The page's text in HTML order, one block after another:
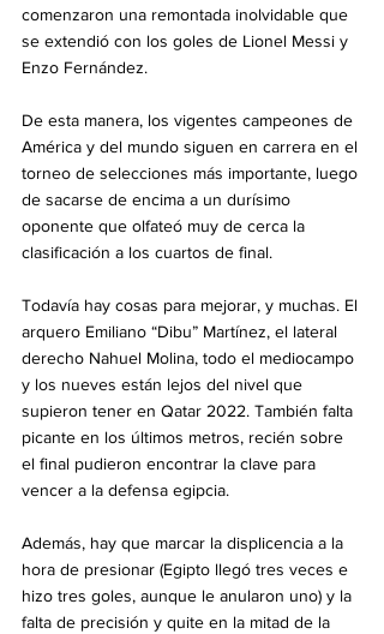
comenzaron una remontada inolvidable que
se extendió con los goles de Lionel Messi y
Enzo Fernández.
De esta manera, los vigentes campeones de
América y del mundo siguen en carrera en el
torneo de selecciones más importante, luego
de sacarse de encima a un durísimo
oponente que olfateó muy de cerca la
clasificación a los cuartos de final.
Todavía hay cosas para mejorar, y muchas. El
arquero Emiliano “Dibu” Martínez, el lateral
derecho Nahuel Molina, todo el mediocampo
y los nueves están lejos del nivel que
supieron tener en Qatar 2022. También falta
picante en los últimos metros, recién sobre
el final pudieron encontrar la clave para
vencer a la defensa egipcia.
Además, hay que marcar la displicencia a la
hora de presionar (Egipto llegó tres veces e
hizo tres goles, aunque le anularon uno) y la
falta de precisión y quite en la mitad de la